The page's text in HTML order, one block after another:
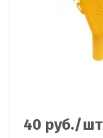
40 руб./шт